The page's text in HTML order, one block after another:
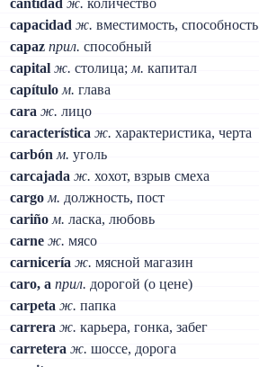
cantidad ж. количество
capacidad ж. вместимость, способность
capaz прил. способный
capital ж. столица; м. капитал
capítulo м. глава
cara ж. лицо
característica ж. характеристика, черта
carbón м. уголь
carcajada ж. хохот, взрыв смеха
cargo м. должность, пост
cariño м. ласка, любовь
carne ж. мясо
carnicería ж. мясной магазин
caro, a прил. дорогой (о цене)
carpeta ж. папка
carrera ж. карьера, гонка, забег
carretera ж. шоссе, дорога